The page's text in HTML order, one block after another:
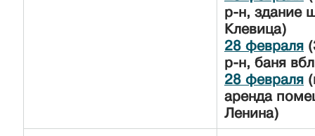
р-н, здание
Клевица)
28 февраля
р-н, баня
28 февраля
аренда
Ленина)